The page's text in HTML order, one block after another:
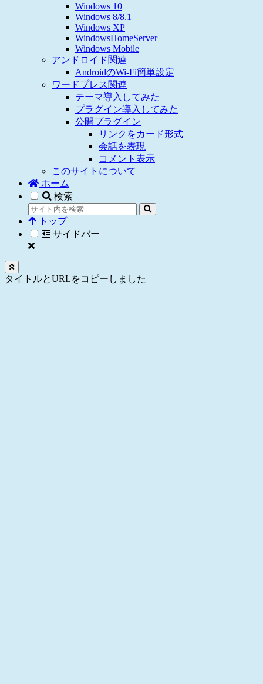
Windows 10
Windows 8/8.1
Windows XP
WindowsHomeServer
Windows Mobile
アンドロイド関連
AndroidのWi-Fi簡単設定
ワードプレス関連
テーマ導入してみた
プラグイン導入してみた
公開プラグイン
リンクをカード形式
会話を表現
コメント表示
このサイトについて
ホーム
検索
トップ
サイドバー
タイトルとURLをコピーしました